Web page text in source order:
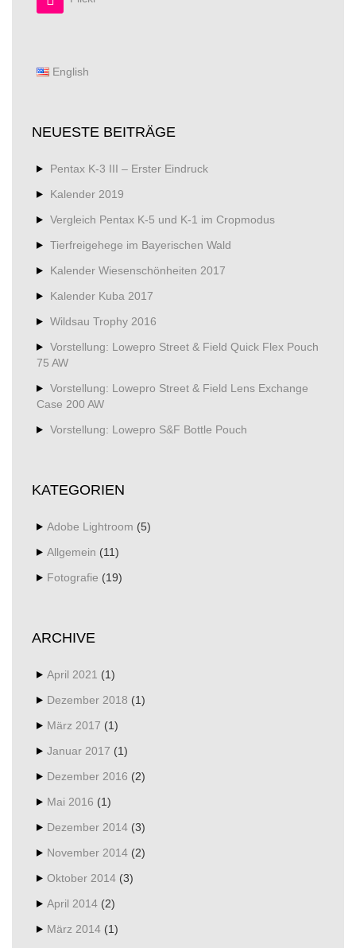
English
NEUESTE BEITRÄGE
Pentax K-3 III – Erster Eindruck
Kalender 2019
Vergleich Pentax K-5 und K-1 im Cropmodus
Tierfreigehege im Bayerischen Wald
Kalender Wiesenschönheiten 2017
Kalender Kuba 2017
Wildsau Trophy 2016
Vorstellung: Lowepro Street & Field Quick Flex Pouch
75 AW
Vorstellung: Lowepro Street & Field Lens Exchange
Case 200 AW
Vorstellung: Lowepro S&F Bottle Pouch
KATEGORIEN
Adobe Lightroom (5)
Allgemein (11)
Fotografie (19)
ARCHIVE
April 2021 (1)
Dezember 2018 (1)
März 2017 (1)
Januar 2017 (1)
Dezember 2016 (2)
Mai 2016 (1)
Dezember 2014 (3)
November 2014 (2)
Oktober 2014 (3)
April 2014 (2)
März 2014 (1)